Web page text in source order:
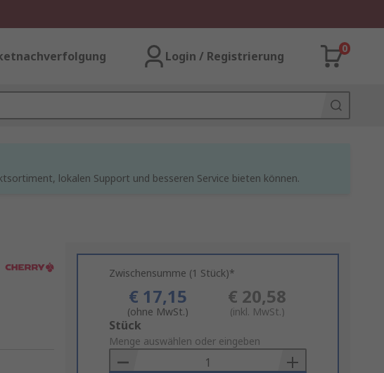
Login / Registrierung
0
lokalen Support und besseren Service bieten können.
Zwischensumme (1 Stück)*
€ 17,15
(ohne MwSt.)
€ 20,58
(inkl. MwSt.)
Add
to
Basket
Stück
Menge auswählen oder eingeben